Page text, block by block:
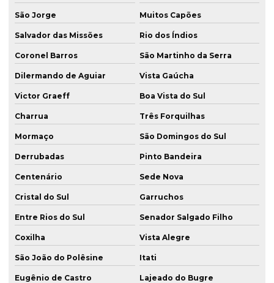
São Jorge Muitos Capões
Salvador das Missões Rio dos Índios
Coronel Barros São Martinho da Serra
Dilermando de Aguiar Vista Gaúcha
Victor Graeff Boa Vista do Sul
Charrua Três Forquilhas
Mormaço São Domingos do Sul
Derrubadas Pinto Bandeira
Centenário Sede Nova
Cristal do Sul Garruchos
Entre Rios do Sul Senador Salgado Filho
Coxilha Vista Alegre
São João do Polêsine Itati
Eugênio de Castro Lajeado do Bugre